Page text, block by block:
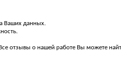
Ваших данных.
отзывы о нашей работе Вы можете